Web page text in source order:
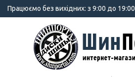
Працюємо без вихідних: з 9:00 до 19:00